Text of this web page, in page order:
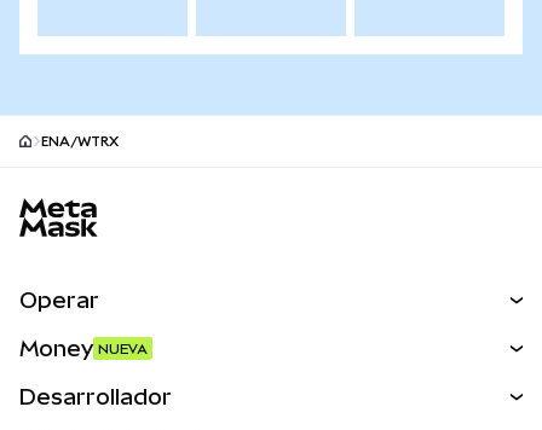
ENA/WTRX
Operar
Money NUEVA
Desarrollador